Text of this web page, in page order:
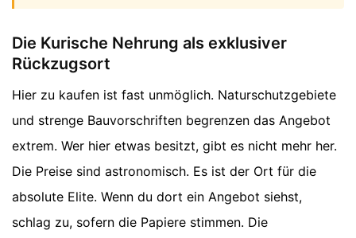
Die Kurische Nehrung als exklusiver
Rückzugsort
Hier zu kaufen ist fast unmöglich. Naturschutzgebiete
und strenge Bauvorschriften begrenzen das Angebot
extrem. Wer hier etwas besitzt, gibt es nicht mehr her.
Die Preise sind astronomisch. Es ist der Ort für die
absolute Elite. Wenn du dort ein Angebot siehst,
schlag zu, sofern die Papiere stimmen. Die